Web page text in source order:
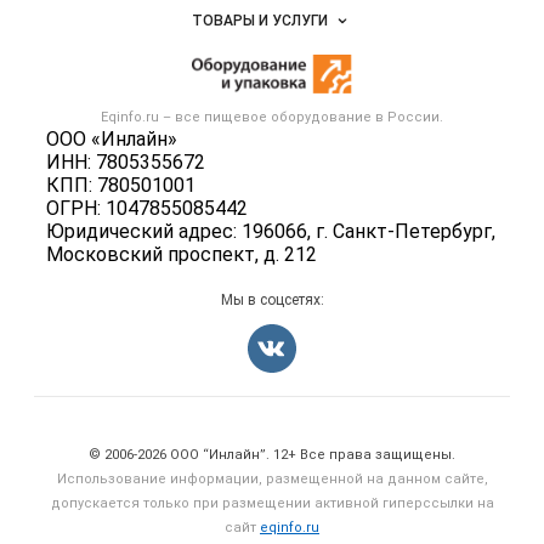
Eqinfo.ru – все пищевое оборудование в России.
ООО «Инлайн»
ИНН: 7805355672
КПП: 780501001
ОГРН: 1047855085442
Юридический адрес: 196066, г. Санкт-Петербург,
Московский проспект, д. 212
Размещение рекламы
Публичная оферта
Контактная информация
Политика обработки персональных данных
Объявления
Вакансии
Блог
ТОВАРЫ И УСЛУГИ
Оборудование для пищепрома
Тара и упаковка
Б/у оборудование
Информация о компаниях
Добавить объявление
Карта объявлений
Мы в соцсетях:
© 2006‑2026 ООО “Инлайн”. 12+ Все права защищены.
Использование информации, размещенной на данном сайте,
допускается только при размещении активной гиперссылки на
сайт eqinfo.ru